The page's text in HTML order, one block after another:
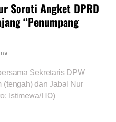
Soroti Angket DPRD
“Penumpang
Sekretaris DPW
(tengah) dan Jabal Nur
Istimewa/HO)